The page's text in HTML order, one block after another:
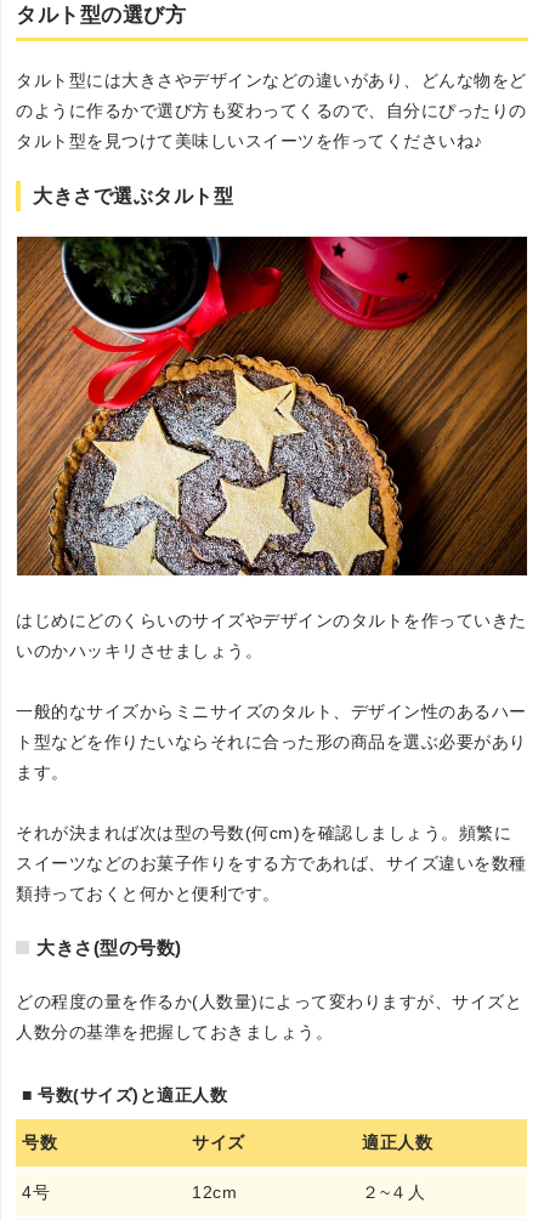
タルト型の選び方
タルト型には大きさやデザインなどの違いがあり、どんな物をど
のように作るかで選び方も変わってくるので、自分にぴったりの
タルト型を見つけて美味しいスイーツを作ってくださいね♪
大きさで選ぶタルト型
はじめにどのくらいのサイズやデザインのタルトを作っていきた
いのかハッキリさせましょう。
一般的なサイズからミニサイズのタルト、デザイン性のあるハー
ト型などを作りたいならそれに合った形の商品を選ぶ必要があり
ます。
それが決まれば次は型の号数(何cm)を確認しましょう。頻繁に
スイーツなどのお菓子作りをする方であれば、サイズ違いを数種
類持っておくと何かと便利です。
大きさ(型の号数)
どの程度の量を作るか(人数量)によって変わりますが、サイズと
人数分の基準を把握しておきましょう。
■ 号数(サイズ)と適正人数
号数 サイズ 適正人数
4号 12cm ２~４人